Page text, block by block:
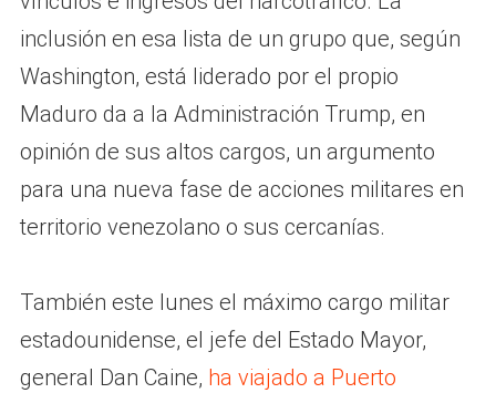
inclusión en esa lista de un grupo que, según
Washington, está liderado por el propio
Maduro da a la Administración Trump, en
opinión de sus altos cargos, un argumento
para una nueva fase de acciones militares en
territorio venezolano o sus cercanías.
También este lunes el máximo cargo militar
estadounidense, el jefe del Estado Mayor,
general Dan Caine, ha viajado a Puerto